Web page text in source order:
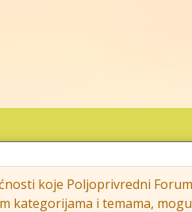
koje Poljoprivredni
kategorijama i temama,